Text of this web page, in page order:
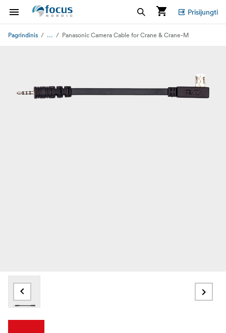
Prisijungti
Pagrindinis ... Panasonic Camera Cable for Crane & Crane-M